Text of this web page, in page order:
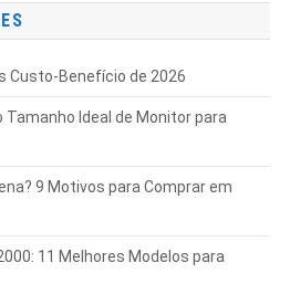
Custo-Benefício de 2026
Tamanho Ideal de Monitor para
9 Motivos para Comprar em
11 Melhores Modelos para